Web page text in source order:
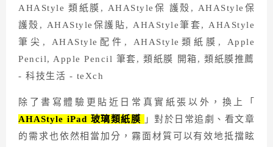
除了書寫體驗更貼近日常真實紙張以外，換上「
AHAStyle iPad 玻璃類紙膜
」對於日常追劇、看文章
的需求也依然相當加分，霧面材質可以有效地抵擋眩